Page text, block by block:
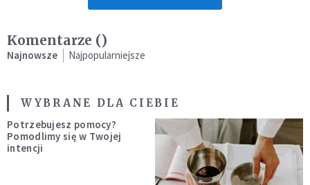
Komentarze ()
Najnowsze Najpopularniejsze
WYBRANE DLA CIEBIE
Potrzebujesz pomocy?
Pomodlimy się w Twojej
intencji